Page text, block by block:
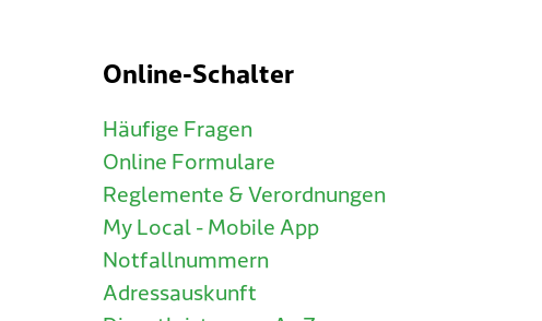
Online-Schalter
Häufige Fragen
Online Formulare
Reglemente & Verordnungen
My Local - Mobile App
Notfallnummern
Adressauskunft